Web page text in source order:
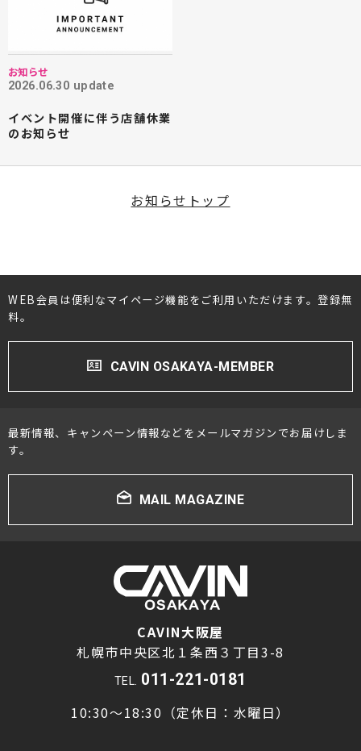
お知らせ
2026.06.30 update
イベント開催に伴う店舗休業
のお知らせ
お知らせトップ
WEB会員は便利なマイページ機能をご利用いただけます。登録無
料。
CAVIN OSAKAYA-MEMBER
最新情報、キャンペーン情報などをメールマガジンでお届けしま
す。
MAIL MAGAZINE
CAVIN大阪屋
札幌市中央区北１条西３丁目3-8
TEL. 011-221-0181
10:30～18:30（定休日：水曜日）